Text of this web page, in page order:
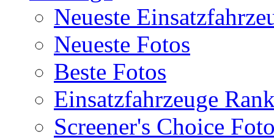
Neueste
Neueste Fotos
Beste Fotos
Einsatzfahrzeuge
Screener's Choice